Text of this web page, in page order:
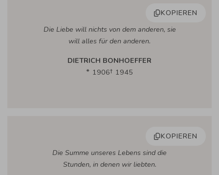
KOPIEREN
Die Liebe will nichts von dem anderen, sie
will alles für den anderen.
DIETRICH BONHOEFFER
1906
1945
KOPIEREN
Die Summe unseres Lebens sind die
Stunden, in denen wir liebten.